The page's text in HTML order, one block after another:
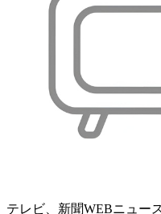
テレビ、新聞WEBニュー